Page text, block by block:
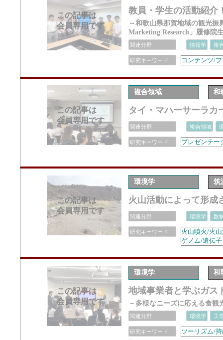
この記事は
会員専用です
教員・学生の活動紹介
～和歌山県那賀地域の観光
Marketing Research」履修院
関連分野 情報学 複
研究キーワード コンテンツ/
この記事は
会員専用です
複合領域 和
タイ・マハーサーラカ
関連分野 複合領域
研究キーワード プレゼンテー
この記事は
会員専用です
環境学 筑
⽕⼭活動によって形成
関連分野 環境学 数
研究キーワード
火山噴火/火
ゲノム/遺伝子
この記事は
会員専用です
環境学 和
地域事業者と学ぶガス
－多様なニーズに応える食
関連分野 環境学 工
研究キーワード ツーリズム/